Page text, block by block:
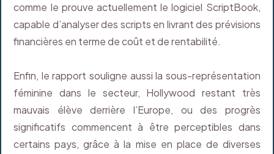
comme le prouve actuellement le logiciel ScriptBook,
capable d’analyser des scripts en livrant des prévisions
financières en terme de coût et de rentabilité.
Enfin, le rapport souligne aussi la sous-représentation
féminine dans le secteur, Hollywood restant très
mauvais élève derrière l’Europe, ou des progrès
significatifs commencent à être perceptibles dans
certains pays, grâce à la mise en place de diverses